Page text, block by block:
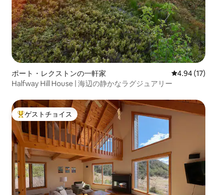
ポート・レクストンの一軒家 レビュー17
4.94 (17)
Halfway Hill House | 海辺の静かなラグジュアリー
大好評のゲストチョイスです。
ゲストチョイス